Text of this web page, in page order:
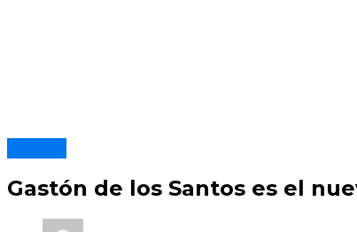
Gastón de los Santos es el